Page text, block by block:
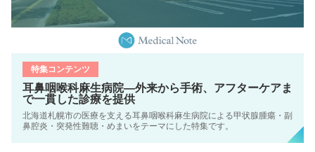
特集コンテンツ
耳鼻咽喉科麻生病院―外来から手術、アフターケアま
で一貫した診療を提供
北海道札幌市の医療を支える耳鼻咽喉科麻生病院による甲状腺腫瘍・副
鼻腔炎・突発性難聴・めまいをテーマにした特集です。